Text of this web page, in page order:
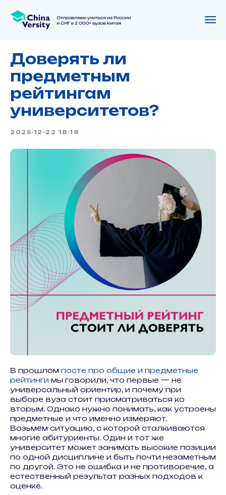
Доверять ли
предметным
рейтингам
университетов?
2025-12-22 18:18
В прошлом посте про общие и предметные
рейтинги мы говорили, что первые — не
универсальный ориентир, и почему при
выборе вуза стоит присматриваться ко
вторым. Однако нужно понимать, как устроены
предметные и что именно измеряют.
Возьмём ситуацию, с которой сталкиваются
многие абитуриенты. Один и тот же
университет может занимать высокие позиции
по одной дисциплине и быть почти незаметным
по другой. Это не ошибка и не противоречие, а
естественный результат разных подходов к
оценке.